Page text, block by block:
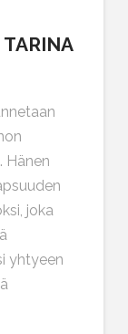
TARINA
Hänen
joka
yhtyeen